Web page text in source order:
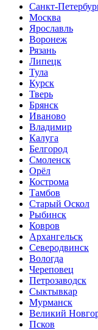
Санкт-
Москва
Ярославль
Воронеж
Рязань
Липецк
Тула
Курск
Тверь
Брянск
Иваново
Владимир
Калуга
Белгород
Смоленск
Орёл
Кострома
Тамбов
Старый Оскол
Рыбинск
Ковров
Архангельск
Северодвинск
Вологда
Череповец
Петрозаводск
Сыктывкар
Мурманск
Великий
Псков